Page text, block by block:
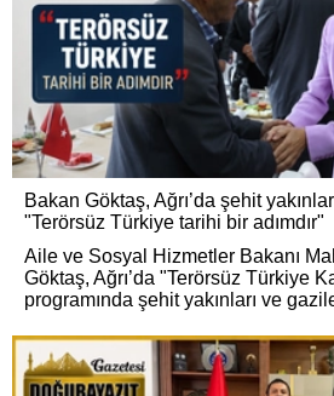
Bakan Göktaş, Ağrı’da şehit
"Terörsüz Türkiye tarihi bir adımdır"
Aile ve Sosyal Hizmetler Bakanı
Göktaş, Ağrı’da "Terörsüz Türkiye
programında şehit yakınları ve